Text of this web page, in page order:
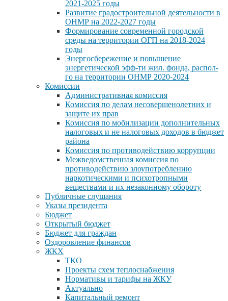
2021-2025 годы
Развитие градостроительной деятельности в
ОНМР на 2022-2027 годы
Формирование современной городской
среды на территории ОГП на 2018-2024
годы
Энергосбережение и повышение
энергетической эфф-ти жил. фонда, распол-
го на территории ОНМР 2020-2024
Комиссии
Административная комиссия
Комиссия по делам несовершенолетних и
защите их прав
Комиссия по мобилизации дополнительных
налоговых и не налоговых доходов в бюджет
района
Комиссия по противодействию коррупции
Межведомственная комиссия по
противодействию злоупотреблению
наркотическими и психотропными
веществами и их незаконному обороту
Публичные слушания
Указы президента
Бюджет
Открытый бюджет
Бюджет для граждан
Оздоровление финансов
ЖКХ
ТКО
Проекты схем теплоснабжения
Нормативы и тарифы на ЖКУ
Актуально
Капитальный ремонт